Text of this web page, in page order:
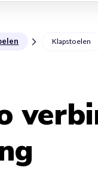
Klapstoelen